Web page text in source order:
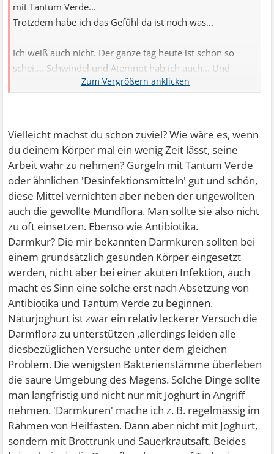
mit Tantum Verde...
Trotzdem habe ich das Gefühl da ist noch was...
Ich weiß auch nicht. Der ganze tag heute ist schon so
schei.... Schwindel und Atemnot hab ich auch... Und
natürlich werde ich deshalb panisch...
Vielleicht machst du schon zuviel? Wie wäre es, wenn
du deinem Körper mal ein wenig Zeit lässt, seine
Arbeit wahr zu nehmen? Gurgeln mit Tantum Verde
oder ähnlichen 'Desinfektionsmitteln' gut und schön,
diese Mittel vernichten aber neben der ungewollten
auch die gewollte Mundflora. Man sollte sie also nicht
zu oft einsetzen. Ebenso wie Antibiotika.
Darmkur? Die mir bekannten Darmkuren sollten bei
einem grundsätzlich gesunden Körper eingesetzt
werden, nicht aber bei einer akuten Infektion, auch
macht es Sinn eine solche erst nach Absetzung von
Antibiotika und Tantum Verde zu beginnen.
Naturjoghurt ist zwar ein relativ leckerer Versuch die
Darmflora zu unterstützen ,allerdings leiden alle
diesbezüglichen Versuche unter dem gleichen
Problem. Die wenigsten Bakterienstämme überleben
die saure Umgebung des Magens. Solche Dinge sollte
man langfristig und nicht nur mit Joghurt in Angriff
nehmen. 'Darmkuren' mache ich z. B. regelmässig im
Rahmen von Heilfasten. Dann aber nicht mit Joghurt,
sondern mit Brottrunk und Sauerkrautsaft. Beides